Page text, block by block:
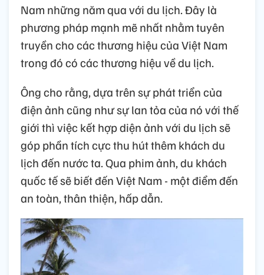
Nam những năm qua với du lịch. Đây là
phương pháp mạnh mẽ nhất nhằm tuyên
truyền cho các thương hiệu của Việt Nam
trong đó có các thương hiệu về du lịch.
Ông cho rằng, dựa trên sự phát triển của
điện ảnh cũng như sự lan tỏa của nó với thế
giới thì việc kết hợp diện ảnh với du lịch sẽ
góp phần tích cực thu hút thêm khách du
lịch đến nước ta. Qua phim ảnh, du khách
quốc tế sẽ biết đến Việt Nam - một điểm đến
an toàn, thân thiện, hấp dẫn.